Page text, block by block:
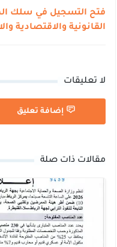
فتح التسجيل في سلك
القانونية والاقتصادية
لا تعليقات
إضافة تعليق
مقالات ذات صلة